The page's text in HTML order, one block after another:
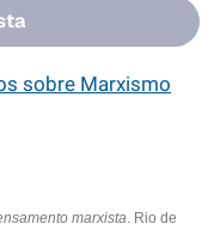
sobre Marxismo
marxista. Rio de